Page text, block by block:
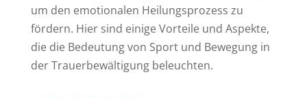
um den emotionalen Heilungsprozess zu
fördern. Hier sind einige Vorteile und Aspekte,
die die Bedeutung von Sport und Bewegung in
der Trauerbewältigung beleuchten.